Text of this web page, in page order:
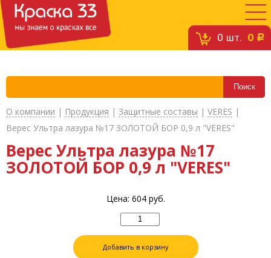
0 шт. 0 c
О компании | Продукция | Защитные составы | VERES |
Верес Ультра лазура №17 ЗОЛОТОЙ БОР 0,9 л "VERES"
Верес Ультра лазура №17
ЗОЛОТОЙ БОР 0,9 л "VERES"
Цена: 604руб.
Добавить в корзину